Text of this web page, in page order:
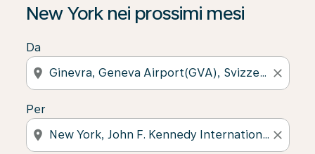
New York nei prossimi mesi
Da
location_on close
Per
location_on close